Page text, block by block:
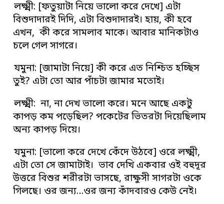
লক্ষ্মী: [ফতুয়াটা নিয়ে ভালো করে দেখে] এটা
বিশুদাদারই দিদি, এটা বিশুদাদারই। হায়, কী হবে
এখন, কী করে সামলাব মাকে। আবার মানিকটাও
চলে গেল সাগরে।
যমুনা: [জামাটা নিয়ে] কী করে এত নিশ্চিত হচ্ছিস
তুই? এটা তো আর পাঁচটা জামার মতোই।
লক্ষ্মী: না, না দেখ ভালো করে। মনে আছে একটু
কাপড় কম পড়েছিল? পকেটের ভিতরটা দিয়েছিলাম
অন্য কাপড় দিয়ে।
যমুনা: [ভালো করে দেখে কেঁদে উঠবে] ওরে লক্ষ্মী,
এটা তো সে জামাটাই। ভাব দেখি একবার ওই বহুদূর
উত্তরে বিশুর শরীরটা ভাসছে, রাক্ষুসী সাগরটা ওকে
গিলছে। ওর জন্য…ওর জন্য কাঁদবারও কেউ নেই।